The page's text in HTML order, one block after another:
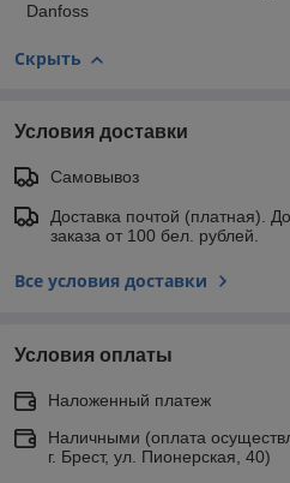
Danfoss
Скрыть
Условия доставки
Самовывоз
Доставка почтой (платная).
заказа от 100 бел. рублей.
Все условия доставки
Условия оплаты
Наложенный платеж
Наличными (оплата
г. Брест, ул. Пионерская, 40)